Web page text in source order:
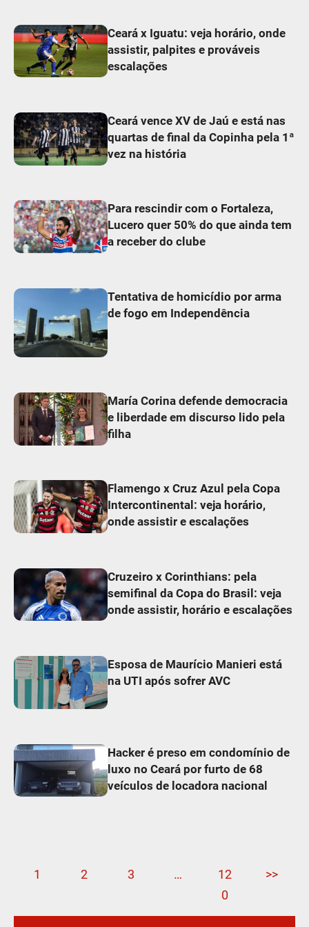
Ceará x Iguatu: veja horário, onde
assistir, palpites e prováveis
escalações
Ceará vence XV de Jaú e está nas
quartas de final da Copinha pela 1ª
vez na história
Para rescindir com o Fortaleza,
Lucero quer 50% do que ainda tem
a receber do clube
Tentativa de homicídio por arma
de fogo em Independência
María Corina defende democracia
e liberdade em discurso lido pela
filha
Flamengo x Cruz Azul pela Copa
Intercontinental: veja horário,
onde assistir e escalações
Cruzeiro x Corinthians: pela
semifinal da Copa do Brasil: veja
onde assistir, horário e escalações
Esposa de Maurício Manieri está
na UTI após sofrer AVC
Hacker é preso em condomínio de
luxo no Ceará por furto de 68
veículos de locadora nacional
1 2 3 …
12
0
>>